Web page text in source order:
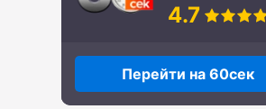
4.7
Перейти на 60сек